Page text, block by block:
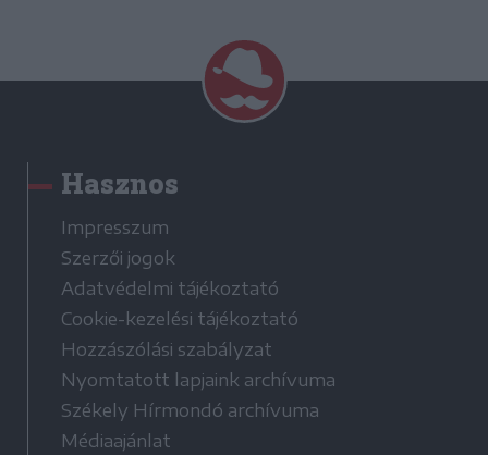
Hasznos
Impresszum
Szerzői jogok
Adatvédelmi tájékoztató
Cookie-kezelési tájékoztató
Hozzászólási szabályzat
Nyomtatott lapjaink archívuma
Székely Hírmondó archívuma
Médiaajánlat